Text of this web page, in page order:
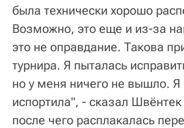
была технически хорошо
Возможно, это еще и из-за
это не оправдание. Такова
турнира. Я пыталась
но у меня ничего не вышло. Я
испортила", - сказал
после чего расплакалась